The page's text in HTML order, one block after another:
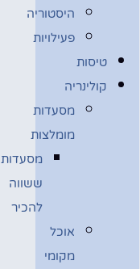
היסטוריה
פעילויות
טיסות
קולינריה
מסעדות
מומלצות
מסעדות
ששווה
להכיר
אוכל
מקומי